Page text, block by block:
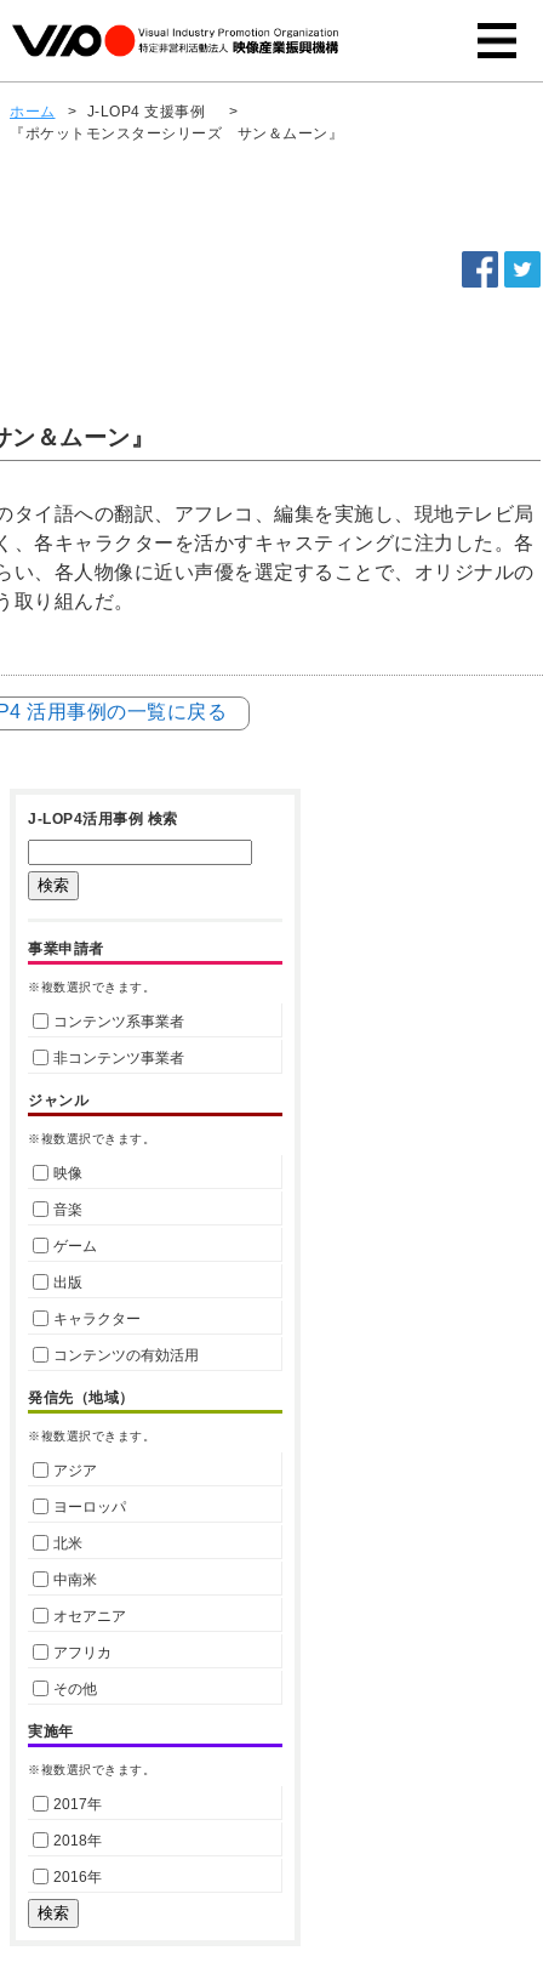
ホーム > J-LOP4 支援事例
>
『ポケットモンスターシリーズ サン＆ムーン』
＆ムーン』
タイ語への翻訳、アフレコ、編集を実施し、現地テレビ局
、各キャラクターを活かすキャスティングに注力した。各
い、各人物像に近い声優を選定することで、オリジナルの
取り組んだ。
活用事例の一覧に戻る
J-LOP4活用事例 検索
事業申請者
※複数選択できます。
コンテンツ系事業者
非コンテンツ事業者
ジャンル
※複数選択できます。
映像
音楽
ゲーム
出版
キャラクター
コンテンツの有効活用
発信先（地域）
※複数選択できます。
アジア
ヨーロッパ
北米
中南米
オセアニア
アフリカ
その他
実施年
※複数選択できます。
2017年
2018年
2016年